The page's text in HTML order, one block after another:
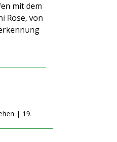
mit dem
Rose, von
| 19.